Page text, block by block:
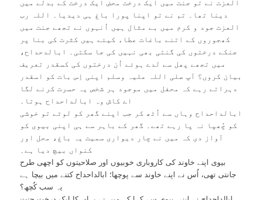
دینا تھا۔ تم نے تو اپنا پورا باغ ہی دیدیا۔ اللہ رب
العزت جود و کرم میں بے مثال ہیں اُنہوں نے تجھے جنت میں
کھجوروں کے اتنے باغات عطاء کیئے ہیں کثرت کی بنا پر
جنکے درختوں کی گنتی بھی نہیں کی جا سکتی۔ ابالدحداح،
میں تجھے پھل سے لدے ہوئے اُن درختوں کی کسقدر تعریف
بیان کروں؟ آپ صلی اللہ علیہ وسلم اپنی اِس بات کو اسقدر
دہراتے رہے کہ محفل میں موجود ہر شخص یہ حسرت کرنے لگا
اے کاش وہ ابالداحداح ہوتا۔
ابالداحداح وہاں سے اُٹھ کر جب اپنے گھر کو لوٹے تو خوشی
کو چُھپا نہ پا رہے تھے۔ گھر کے باہر سے ہی اپنی بیوی کو
آواز دی کہ میں نے چار دیواری سمیت یہ باغ، محل اور
کنواں بیچ دیا ہے۔
بیوی اپنے خاوند کی کاروباری خوبیوں اور صلاحیتوں کو اچھی طرح
جانتی تھی، اُس نے اپنے خاوند سے پوچھا؛ ابالداحداح کتنے میں بیچا ہے
یہ سب کُچھ؟